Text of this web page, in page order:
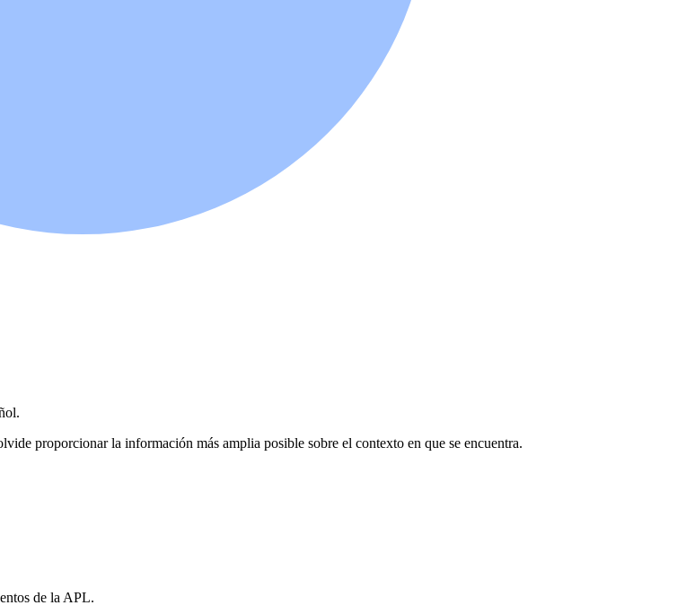
proporcionar la información más amplia posible sobre el contexto en que se encuentra.
de la APL.